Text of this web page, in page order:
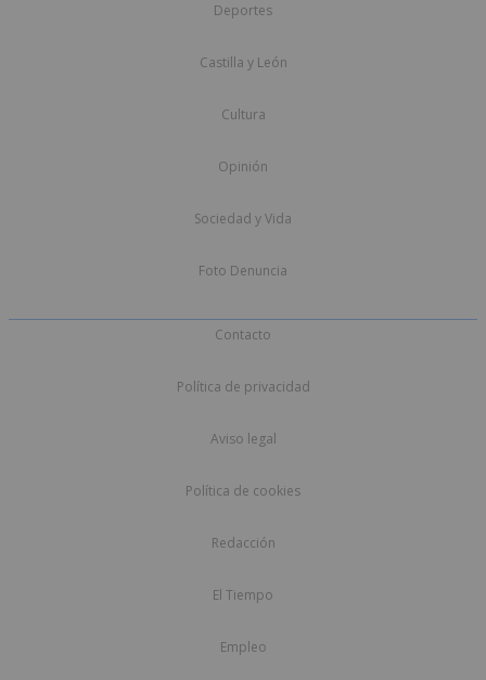
Deportes
Castilla y León
Cultura
Opinión
Sociedad y Vida
Foto Denuncia
Contacto
Política de privacidad
Aviso legal
Política de cookies
Redacción
El Tiempo
Empleo